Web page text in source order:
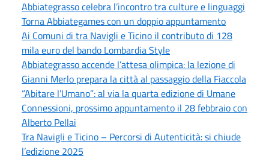
Abbiategrasso celebra l’incontro tra culture e linguaggi
Torna Abbiategames con un doppio appuntamento
Ai Comuni di tra Navigli e Ticino il contributo di 128
mila euro del bando Lombardia Style
Abbiategrasso accende l’attesa olimpica: la lezione di
Gianni Merlo prepara la città al passaggio della Fiaccola
“Abitare l’Umano”: al via la quarta edizione di Umane
Connessioni, prossimo appuntamento il 28 febbraio con
Alberto Pellai
Tra Navigli e Ticino – Percorsi di Autenticità: si chiude
l’edizione 2025